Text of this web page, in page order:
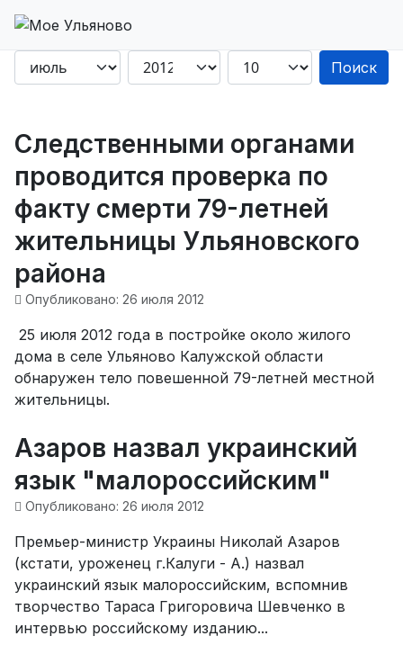
Поиск
Следственными органами
проводится проверка по
факту смерти 79-летней
жительницы Ульяновского
района
Опубликовано: 26 июля 2012
25 июля 2012 года в постройке около жилого
дома в селе Ульяново Калужской области
обнаружен тело повешенной 79-летней местной
жительницы.
Азаров назвал украинский
язык "малороссийским"
Опубликовано: 26 июля 2012
Премьер-министр Украины Николай Азаров
(кстати, уроженец г.Калуги - А.) назвал
украинский язык малороссийским, вспомнив
творчество Тараса Григоровича Шевченко в
интервью российскому изданию...